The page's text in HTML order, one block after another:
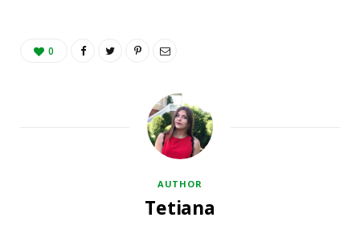
0
AUTHOR
Tetiana